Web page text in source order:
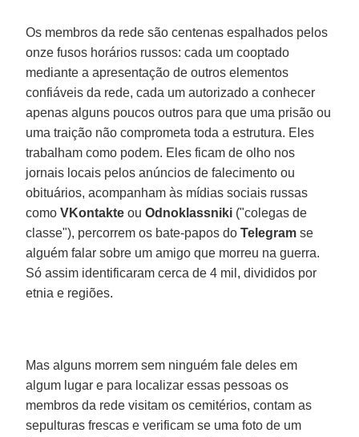
Os membros da rede são centenas espalhados pelos
onze fusos horários russos: cada um cooptado
mediante a apresentação de outros elementos
confiáveis da rede, cada um autorizado a conhecer
apenas alguns poucos outros para que uma prisão ou
uma traição não comprometa toda a estrutura. Eles
trabalham como podem. Eles ficam de olho nos
jornais locais pelos anúncios de falecimento ou
obituários, acompanham às mídias sociais russas
comoVKontakte ouOdnoklassniki ("colegas de
classe"), percorrem os bate-papos doTelegram se
alguém falar sobre um amigo que morreu na guerra.
Só assim identificaram cerca de 4 mil, divididos por
etnia e regiões.
Mas alguns morrem sem ninguém fale deles em
algum lugar e para localizar essas pessoas os
membros da rede visitam os cemitérios, contam as
sepulturas frescas e verificam se uma foto de um